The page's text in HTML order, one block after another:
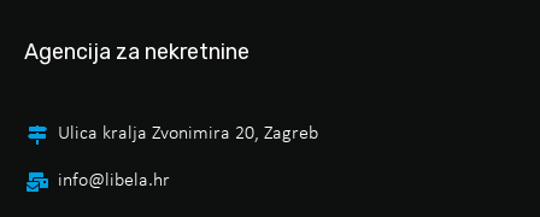
Agencija za nekretnine
Ulica kralja Zvonimira 20, Zagreb
info@libela.hr